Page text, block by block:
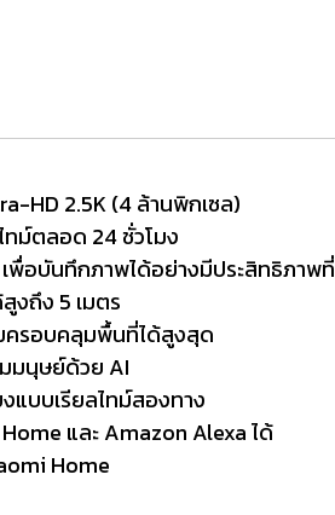
HD 2.5K (4 ล้านพิกเซล)
ทม์ตลอด 24 ชั่วโมง
พื่อบันทึกภาพได้อย่างมีประสิทธิภาพ
งถึง 5 เมตร
ครอบคลุมพื้นที่ได้สูงสุด
มนุษย์ด้วย AI
แบบเรียลไทม์สองทาง
และ Amazon Alexa ได้
Home